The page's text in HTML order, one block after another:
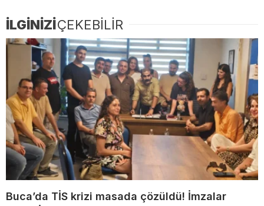
İLGİNİZİÇEKEBİLİR
Buca’da TİS krizi masada çözüldü! İmzalar